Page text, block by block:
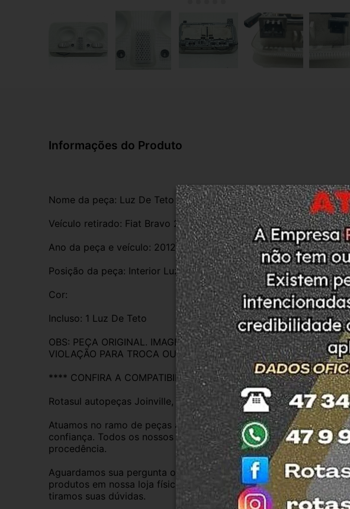
Informações do Produto
Nome da peça: Luz De Teto C/Microfone
Veículo retirado: Fiat Bravo 2012
Ano da peça e veículo: 2012
Posição da peça: Interior Luz De Teto
Cor:
Incluso: 1 Luz De Teto
OBS: PEÇA ORIGINAL. IMAGENS REAIS DO PRODUTO. PEÇA
VIOLAÇÃO PARA TROCA OU DEVOLUÇÃO. EM CASO DE
**** CONFIRA A COMPATIBILIDADE ****
Rotasul autopeças Joinville, empresa credenciada no DETRAN do
Atuamos no ramo de peças automotivas usadas desde 2011 com
confiança. Todos os nossos veículos são baixados no Detran.
procedência.
Aguardamos sua pergunta ou compra e atenderemos o quanto
produtos em nossa loja física também, basta entrar em contato
tiramos suas dúvidas.